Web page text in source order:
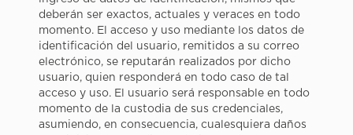
deberán ser exactos, actuales y veraces en todo
momento. El acceso y uso mediante los datos de
identificación del usuario, remitidos a su correo
electrónico, se reputarán realizados por dicho
usuario, quien responderá en todo caso de tal
acceso y uso. El usuario será responsable en todo
momento de la custodia de sus credenciales,
asumiendo, en consecuencia, cualesquiera daños